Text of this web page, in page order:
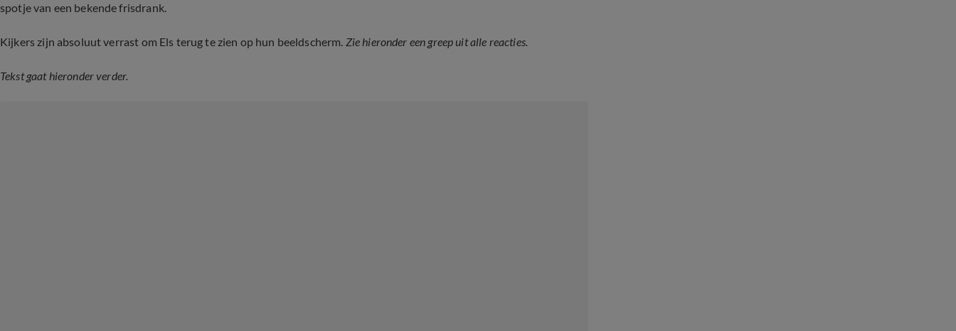
spotje van een bekende frisdrank.
Kijkers zijn absoluut verrast om Els terug te zien op hun beeldscherm. Zie hieronder een greep uit alle reacties.
Tekst gaat hieronder verder.